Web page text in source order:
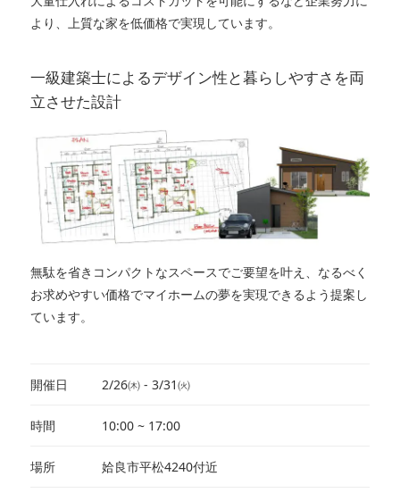
より、上質な家を低価格で実現しています。
一級建築士によるデザイン性と暮らしやすさを両
立させた設計
無駄を省きコンパクトなスペースでご要望を叶え、なるべく
お求めやすい価格でマイホームの夢を実現できるよう提案し
ています。
開催日 2/26㈭ - 3/31㈫
時間 10:00 ~ 17:00
場所 姶良市平松4240付近